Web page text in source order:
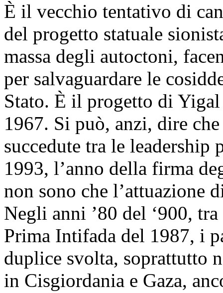
È il vecchio tentativo di
del progetto statuale
massa degli autoctoni,
per salvaguardare le
Stato. È il progetto di
1967. Si può, anzi, dire
succedute tra le leadership
1993, l’anno della firma
non sono che l’attuazione
Negli anni ’80 del ‘900,
Prima Intifada del 1987, i
duplice svolta, soprattutto
in Cisgiordania e Gaza,